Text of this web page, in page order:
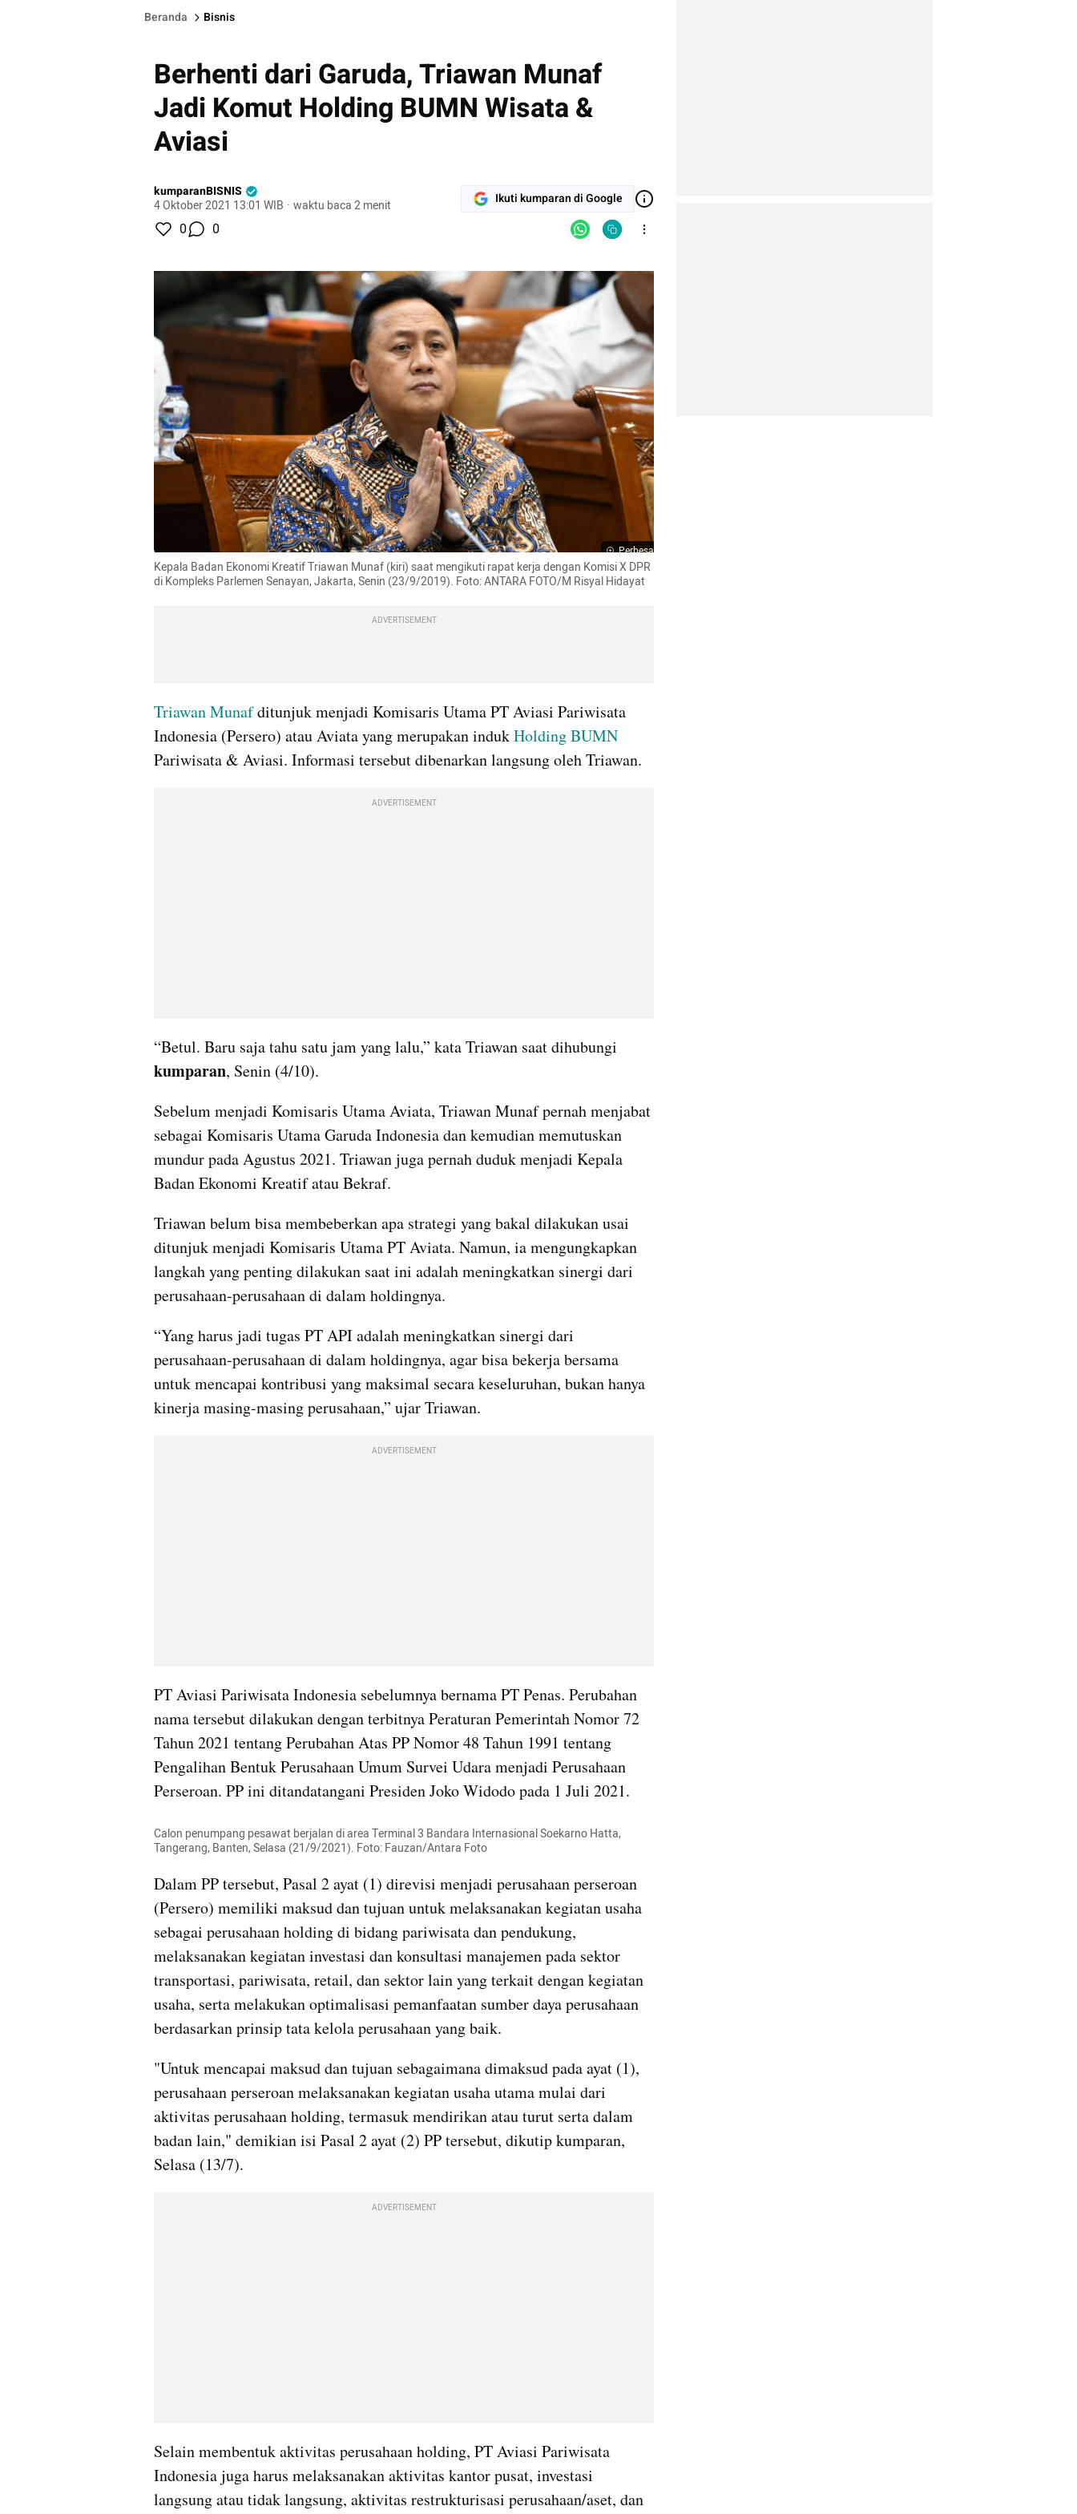
Beranda Bisnis
Berhenti dari Garuda, Triawan Munaf
Jadi Komut Holding BUMN Wisata &
Aviasi
kumparanBISNIS
4 Oktober 2021 13:01 WIB · waktu baca 2 menit Ikuti kumparan di Google
0 0
Perbesar
Kepala Badan Ekonomi Kreatif Triawan Munaf (kiri) saat mengikuti rapat kerja dengan Komisi X DPR
di Kompleks Parlemen Senayan, Jakarta, Senin (23/9/2019). Foto: ANTARA FOTO/M Risyal Hidayat
ADVERTISEMENT
Triawan Munaf ditunjuk menjadi Komisaris Utama PT Aviasi Pariwisata
Indonesia (Persero) atau Aviata yang merupakan induk Holding BUMN
Pariwisata & Aviasi. Informasi tersebut dibenarkan langsung oleh Triawan.
ADVERTISEMENT
kumparan, Senin (4/10).
Sebelum menjadi Komisaris Utama Aviata, Triawan Munaf pernah menjabat
sebagai Komisaris Utama Garuda Indonesia dan kemudian memutuskan
mundur pada Agustus 2021. Triawan juga pernah duduk menjadi Kepala
Badan Ekonomi Kreatif atau Bekraf.
Triawan belum bisa membeberkan apa strategi yang bakal dilakukan usai
ditunjuk menjadi Komisaris Utama PT Aviata. Namun, ia mengungkapkan
langkah yang penting dilakukan saat ini adalah meningkatkan sinergi dari
perusahaan-perusahaan di dalam holdingnya.
“Yang harus jadi tugas PT API adalah meningkatkan sinergi dari
perusahaan-perusahaan di dalam holdingnya, agar bisa bekerja bersama
untuk mencapai kontribusi yang maksimal secara keseluruhan, bukan hanya
kinerja masing-masing perusahaan,” ujar Triawan.
ADVERTISEMENT
PT Aviasi Pariwisata Indonesia sebelumnya bernama PT Penas. Perubahan
nama tersebut dilakukan dengan terbitnya Peraturan Pemerintah Nomor 72
Tahun 2021 tentang Perubahan Atas PP Nomor 48 Tahun 1991 tentang
Pengalihan Bentuk Perusahaan Umum Survei Udara menjadi Perusahaan
Perseroan. PP ini ditandatangani Presiden Joko Widodo pada 1 Juli 2021.
Calon penumpang pesawat berjalan di area Terminal 3 Bandara Internasional Soekarno Hatta,
Tangerang, Banten, Selasa (21/9/2021). Foto: Fauzan/Antara Foto
Dalam PP tersebut, Pasal 2 ayat (1) direvisi menjadi perusahaan perseroan
(Persero) memiliki maksud dan tujuan untuk melaksanakan kegiatan usaha
sebagai perusahaan holding di bidang pariwisata dan pendukung,
melaksanakan kegiatan investasi dan konsultasi manajemen pada sektor
transportasi, pariwisata, retail, dan sektor lain yang terkait dengan kegiatan
usaha, serta melakukan optimalisasi pemanfaatan sumber daya perusahaan
berdasarkan prinsip tata kelola perusahaan yang baik.
"Untuk mencapai maksud dan tujuan sebagaimana dimaksud pada ayat (1),
perusahaan perseroan melaksanakan kegiatan usaha utama mulai dari
aktivitas perusahaan holding, termasuk mendirikan atau turut serta dalam
badan lain," demikian isi Pasal 2 ayat (2) PP tersebut, dikutip kumparan,
Selasa (13/7).
ADVERTISEMENT
Selain membentuk aktivitas perusahaan holding, PT Aviasi Pariwisata
Indonesia juga harus melaksanakan aktivitas kantor pusat, investasi
langsung atau tidak langsung, aktivitas restrukturisasi perusahaan/aset, dan